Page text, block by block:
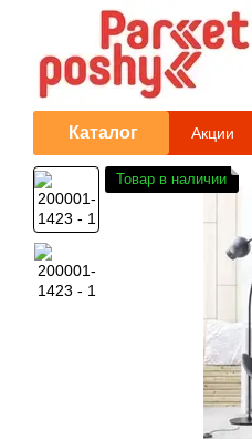
Перейти к основному контенту
Каталог Акции
Товар в наличии